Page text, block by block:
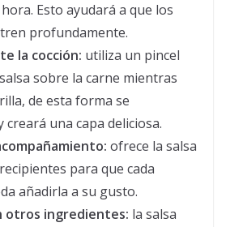
Esto ayudará a que los
profundamente.
la cocción: utiliza un pincel
sobre la carne mientras
de esta forma se
creará una capa deliciosa.
ofrece la salsa
para que cada
añadirla a su gusto.
otros ingredientes: la salsa